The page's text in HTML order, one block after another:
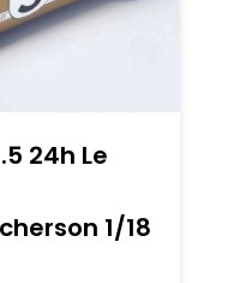
24h Le
1/18